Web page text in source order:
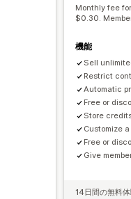
Monthly fee
$0.30.
機能
Sell
Restrict
Automatic
Free or
Store
Customize
Free or
Give
14日間の無料